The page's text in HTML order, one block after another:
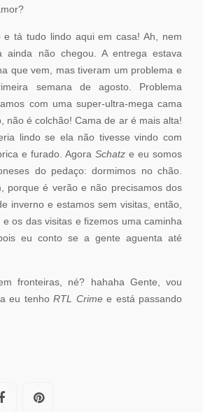
e tá tudo lindo aqui em casa! Ah, nem
ainda não chegou. A entrega estava
que vem, mas tiveram um problema e
semana de agosto. Problema
com uma super-ultra-mega cama
não é colchão! Cama de ar é mais alta!
lindo se ela não tivesse vindo com
e furado. Agora Schatz e eu somos
do pedaço: dormimos no chão.
porque é verão e não precisamos dos
inverno e estamos sem visitas, então,
os das visitas e fizemos uma caminha
eu conto se a gente aguenta até
fronteiras, né? hahaha Gente, vou
eu tenhoRTL Crimee está passando